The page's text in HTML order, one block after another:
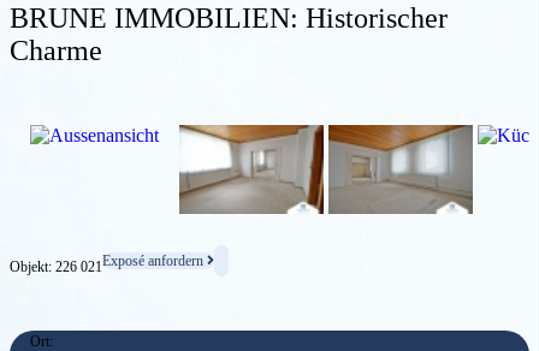
BRUNE IMMOBILIEN: Historischer
Charme
Objekt: 226 021Exposé anfordern
Ort: